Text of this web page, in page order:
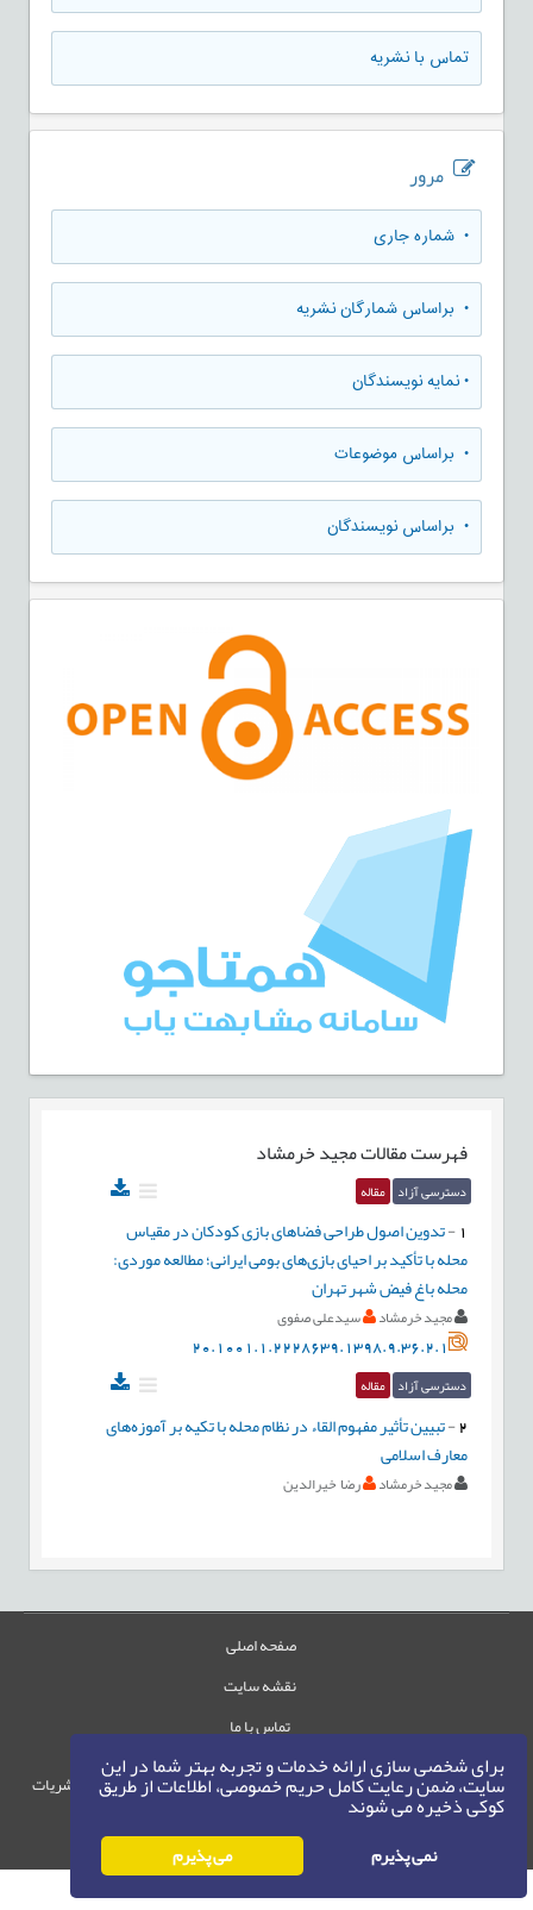
برای شخصی سازی ارائه خدمات و تجربه بهتر شما در این
سایت، ضمن رعایت کامل حریم خصوصی، اطلاعات از طریق
کوکی ذخیره می شوند
نمی پذیرم می پذیرم
تماس با نشریه
مرور
• شماره جاری
• براساس شمارگان نشریه
•نمایه نویسندگان
• براساس موضوعات
• براساس نویسندگان
فهرست مقالاتمجید خرمشاد
دسترسی آزاد مقاله
-تدوین اصول طراحی فضاهای بازی کودکان در مقیاس
محله با تأکید بر احیای بازی‌های بومی ایرانی؛ مطالعه موردی:
محله باغ فیض شهر تهران
مجید خرمشاد سیدعلی صفوی
20.1001.1.2228639.1398.9.36.2.1
دسترسی آزاد مقاله
2
-تبیین تأثیر مفهوم القاء در نظام محله با تکیه بر آموزه‌های
معارف اسلامی
مجید خرمشاد رضا خیرالدین
صفحه اصلی
نقشه سایت
تماس با ما
حقوق این وب‌سایت متعلق به سامانه مدیریت نشریات
حق نشر 1405-1396